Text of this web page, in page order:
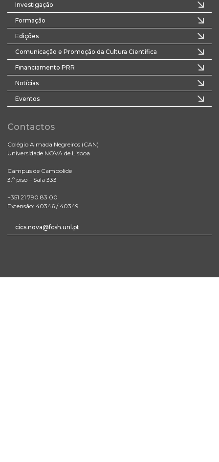
Investigação
Formação
Edições
Comunicação e Promoção da Cultura Científica
Financiamento PRR
Notícias
Eventos
Contactos
Colégio Almada Negreiros (CAN)
Universidade NOVA de Lisboa
Campus de Campolide
3.º piso – Sala 333
+351 21 790 83 00
Extensão: 40346 / 40349
cics.nova@fcsh.unl.pt